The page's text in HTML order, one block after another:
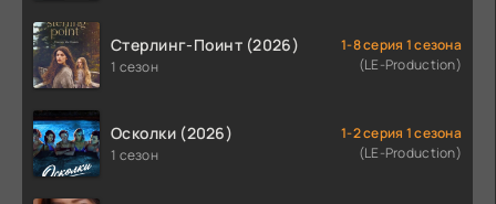
Стерлинг-Поинт (2026)
1 сезон
1-8 серия 1 сезона
(LE-Production)
Осколки (2026)
1 сезон
1-2 серия 1 сезона
(LE-Production)